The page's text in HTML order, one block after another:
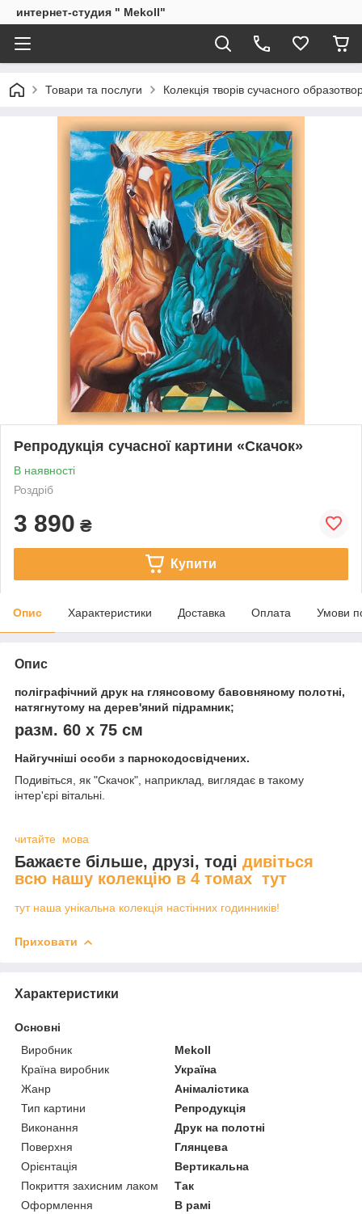
интернет-студия " Mekoll"
Товари та послуги Колекція творів сучасного
Репродукція сучасної картини «Скачок»
В наявності
Роздріб
3 890 ₴
Купити
Опис Характеристики Доставка Оплата Умови
Опис
поліграфічний друк на глянсовому бавовняному полотні,
натягнутому на дерев'яний підрамник;
разм. 60 х 75 см
Найгучніші особи з парнокодосвідчених.
Подивіться, як "Скачок", наприклад, виглядає в такому
інтер'єрі вітальні.
читайте мова
Бажаєте більше, друзі, тоді дивіться
всю нашу колекцію в 4 томах тут
тут наша унікальна колекція настінних годинників!
Приховати
Характеристики
Основні
Виробник
Mekoll
Країна виробник
Україна
Жанр
Анімалістика
Тип картини
Репродукція
Виконання
Друк на полотні
Поверхня
Глянцева
Орієнтація
Вертикальна
Покриття захисним лаком
Так
Оформлення
В рамі